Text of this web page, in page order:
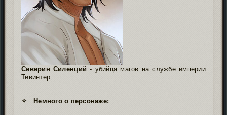
Северин Силенций - убийца магов на службе империи
Тевинтер.
✧ Немного о персонаже: